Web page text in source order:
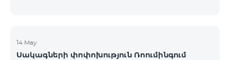
14 May
Սակագների փոփոխություն Ռոումինգում